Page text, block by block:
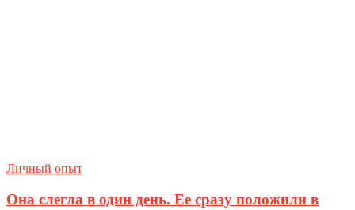
Личный опыт
Она слегла в один день. Ее сразу положили в